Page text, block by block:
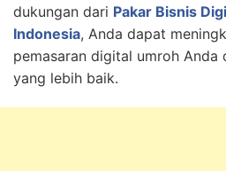
dukungan dari Pakar Bisnis
Indonesia, Anda dapat
pemasaran digital umroh Anda
yang lebih baik.